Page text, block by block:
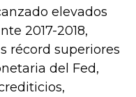
elevados
2017-2018,
récord superiores
del Fed,